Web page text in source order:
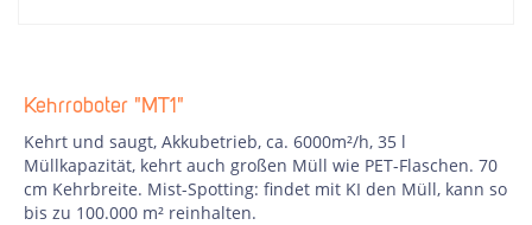
Kehrroboter "MT1"
Kehrt und saugt, Akkubetrieb, ca. 6000m²/h, 35 l
Müllkapazität, kehrt auch großen Müll wie PET-Flaschen. 70
cm Kehrbreite. Mist-Spotting: findet mit KI den Müll, kann so
bis zu 100.000 m² reinhalten.